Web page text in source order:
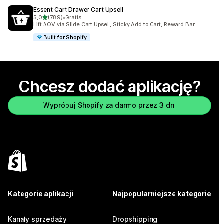
Essent Cart Drawer Cart Upsell
5,0na 5 gwiazdek
(789)
Łączna liczba recenzji: 789
•Gratis
Lift AOV via Slide Cart Upsell, Sticky Add to Cart, Reward Bar
Built for Shopify
Chcesz dodać aplikację?
Wypróbuj Shopify za darmo przez 3 dni
Kategorie aplikacji
Kanały sprzedaży
Najpopularniejsze kategorie
Dropshipping